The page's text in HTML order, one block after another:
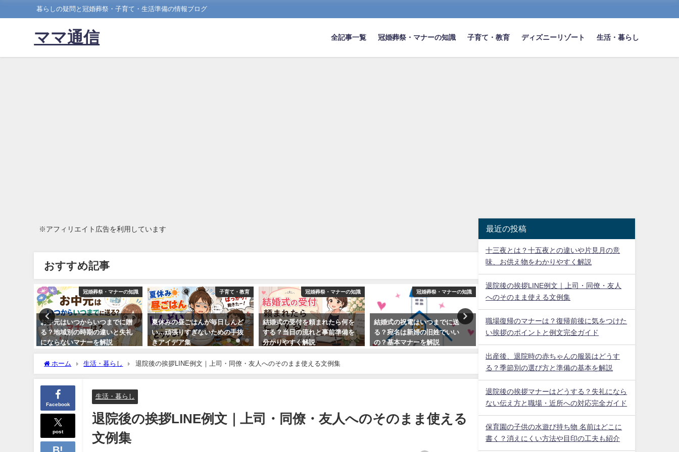
暮らしの疑問と冠婚葬祭・子育て・生活準備の情報ブログ
ママ通信 全記事一覧 冠婚葬祭・マナーの知識 子育て・教育 ディズニーリゾート 生活・暮らし
※アフィリエイト広告を利用しています
おすすめ記事
冠婚葬祭・マナーの知識
お中元はいつからいつまでに贈
る？地域別の時期の違いと失礼
にならないマナーを解説
子育て・教育
夏休みの昼ごはんが毎日しんど
い…頑張りすぎないための手抜
きアイデア集
冠婚葬祭・マナーの知識
結婚式の受付を頼まれたら何を
する？当日の流れと事前準備を
分かりやすく解説
冠婚葬祭・マナーの知識
結婚式の祝電はいつまでに送
る？宛名は新婦の旧姓でいい
の？基本マナーを解説
葬式の香典はいくら？相場と渡
すタイミングを年代別に解説
2014年8月25日
お葬式のストッキングは黒
性の服装マナーと髪型・ア
2014年8月27日
ホーム 生活・暮らし 退院後の挨拶LINE例文｜上司・同僚・友人へのそのまま使える文例集
Facebook
post
生活・暮らし
退院後の挨拶LINE例文｜上司・同僚・友人へのそのまま使える
文例集
最近の投稿
十三夜とは？十五夜との違いや片見月の意
味、お供え物をわかりやすく解説
退院後の挨拶LINE例文｜上司・同僚・友人
へのそのまま使える文例集
職場復帰のマナーは？復帰前後に気をつけた
い挨拶のポイントと例文完全ガイド
出産後、退院時の赤ちゃんの服装はどうす
る？季節別の選び方と準備の基本を解説
退院後の挨拶マナーはどうする？失礼になら
ない伝え方と職場・近所への対応完全ガイド
保育園の子供の水遊び持ち物 名前はどこに
書く？消えにくい方法や目印の工夫も紹介